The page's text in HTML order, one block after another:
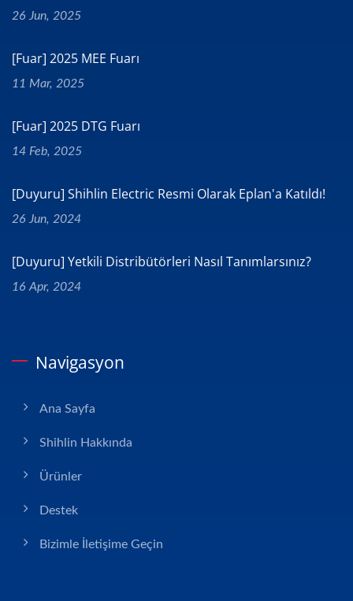
26 Jun, 2025
[Fuar] 2025 MEE Fuarı
11 Mar, 2025
[Fuar] 2025 DTG Fuarı
14 Feb, 2025
[Duyuru] Shihlin Electric Resmi Olarak Eplan'a Katıldı!
26 Jun, 2024
[Duyuru] Yetkili Distribütörleri Nasıl Tanımlarsınız?
16 Apr, 2024
Navigasyon
Ana Sayfa
Shihlin Hakkında
Ürünler
Destek
Bizimle İletişime Geçin